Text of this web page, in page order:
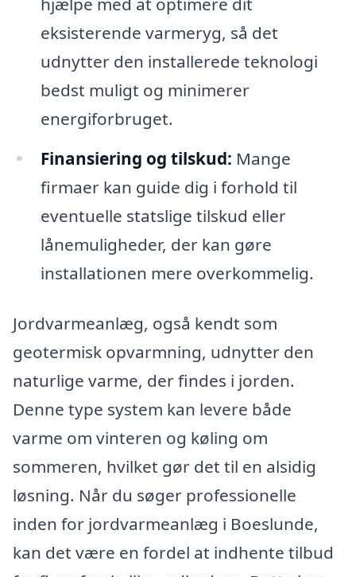
eksisterende varmeryg, så det
udnytter den installerede teknologi
bedst muligt og minimerer
energiforbruget.
Finansiering og tilskud: Mange
firmaer kan guide dig i forhold til
eventuelle statslige tilskud eller
lånemuligheder, der kan gøre
installationen mere overkommelig.
Jordvarmeanlæg, også kendt som
geotermisk opvarmning, udnytter den
naturlige varme, der findes i jorden.
Denne type system kan levere både
varme om vinteren og køling om
sommeren, hvilket gør det til en alsidig
løsning. Når du søger professionelle
inden for jordvarmeanlæg i Boeslunde,
kan det være en fordel at indhente tilbud